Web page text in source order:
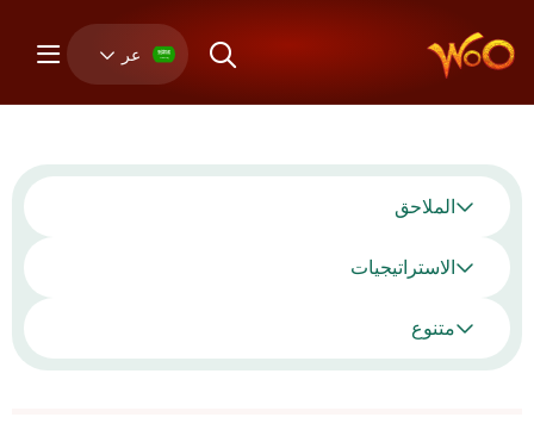
عر
الملاحق
الاستراتيجيات
متنوع